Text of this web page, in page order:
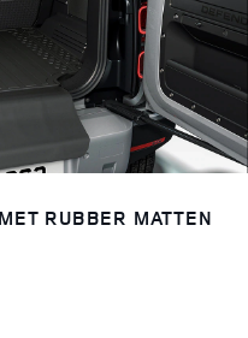
RUBBER MATTEN